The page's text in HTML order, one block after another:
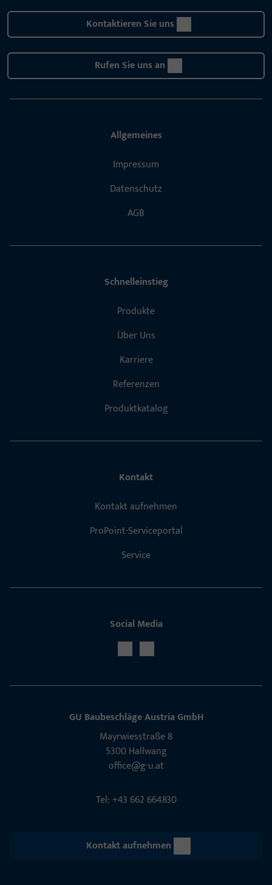
Kontaktieren Sie uns
Rufen Sie uns an
Allgemeines
Impressum
Datenschutz
AGB
Schnelleinstieg
Produkte
Über Uns
Karriere
Referenzen
Produktkatalog
Kontakt
Kontakt aufnehmen
ProPoint-Serviceportal
Service
Social Media
GU Baubeschläge Aus­tria GmbH
Mayrwies­straße 8
5300 Hall­wang
office@g-u.at
Tel: +43 662 664830
Kontakt aufnehmen